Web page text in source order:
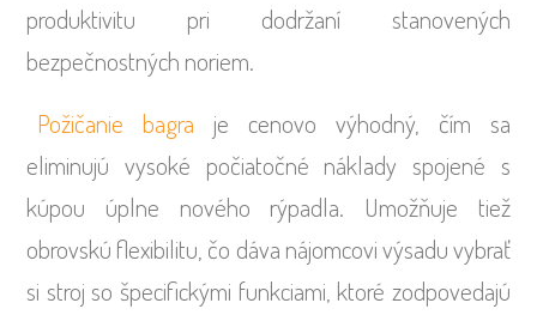
produktivitu pri dodržaní stanovených
bezpečnostných noriem.
Požičanie bagra je cenovo výhodný, čím sa
eliminujú vysoké počiatočné náklady spojené s
kúpou úplne nového rýpadla. Umožňuje tiež
obrovskú flexibilitu, čo dáva nájomcovi výsadu vybrať
si stroj so špecifickými funkciami, ktoré zodpovedajú